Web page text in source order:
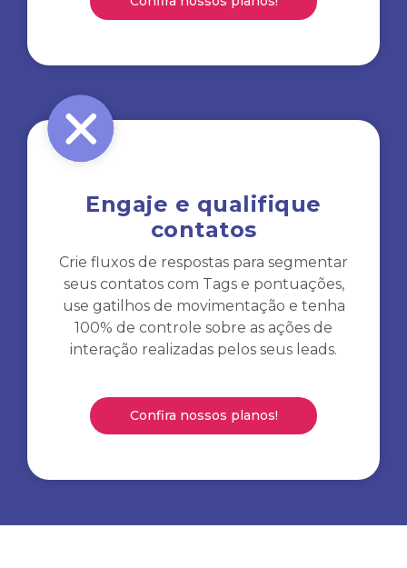
Engaje e qualifique
contatos
Crie fluxos de respostas para segmentar
seus contatos com Tags e pontuações,
use gatilhos de movimentação e tenha
100% de controle sobre as ações de
interação realizadas pelos seus leads.
Confira nossos planos!